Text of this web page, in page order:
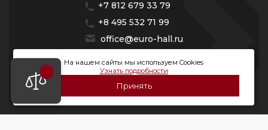
asko стиральная машина дешево
стиральная машина asko wmc
стиральная машина премиум asko
w3096cw отзывы
стиральная машина швеция asko
+7 812 679 33 79
+8 495 532 71 99
office@euro-hall.ru
Санкт-Петербург, ул. Куйбышева, д. 38/40
Мы работаем с 10:00 — 20:00 без выходных
На нашем сайты мы используем Cookies
Узнать подробности
Принять